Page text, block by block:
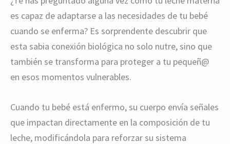
es capaz de adaptarse a las necesidades de tu bebé
cuando se enferma? Es sorprendente descubrir que
esta sabia conexión biológica no solo nutre, sino que
también se transforma para proteger a tu pequeñ@
en esos momentos vulnerables.
Cuando tu bebé está enfermo, su cuerpo envía señales
que impactan directamente en la composición de tu
leche, modificándola para reforzar su sistema